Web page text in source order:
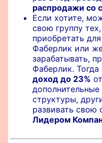
распродажи со
Если хотите,
свою группу
приобретать
Фаберлик или
зарабатывать,
Фаберлик.
доход до 23%
структуры,
развивать свою
Лидером